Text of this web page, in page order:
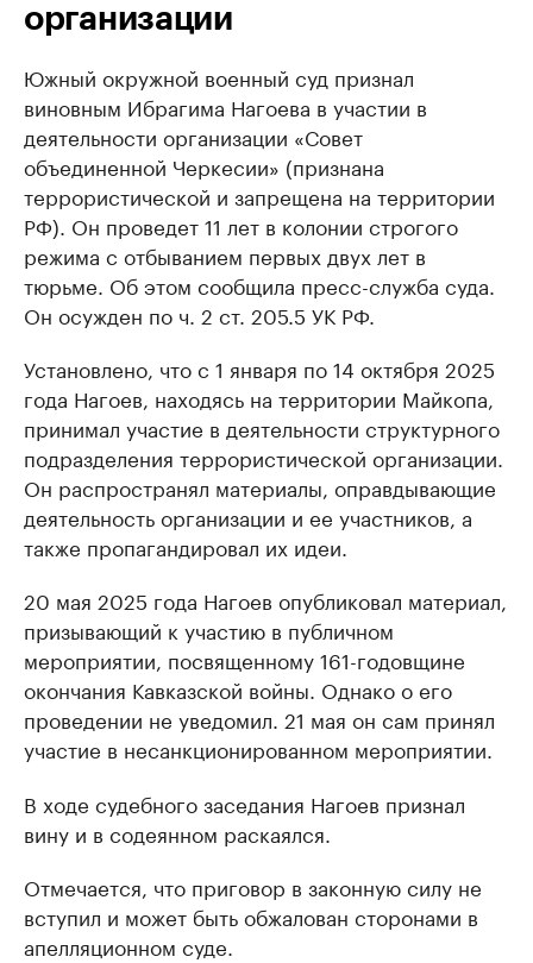
организации
Южный окружной военный суд признал
виновным Ибрагима Нагоева в участии в
деятельности организации «Совет
объединенной Черкесии» (признана
террористической и запрещена на территории
РФ). Он проведет 11 лет в колонии строгого
режима с отбыванием первых двух лет в
тюрьме. Об этом сообщила пресс-служба суда.
Он осужден по ч. 2 ст. 205.5 УК РФ.
Установлено, что с 1 января по 14 октября 2025
года Нагоев, находясь на территории Майкопа,
принимал участие в деятельности структурного
подразделения террористической организации.
Он распространял материалы, оправдывающие
деятельность организации и ее участников, а
также пропагандировал их идеи.
20 мая 2025 года Нагоев опубликовал материал,
призывающий к участию в публичном
мероприятии, посвященному 161-годовщине
окончания Кавказской войны. Однако о его
проведении не уведомил. 21 мая он сам принял
участие в несанкционированном мероприятии.
В ходе судебного заседания Нагоев признал
вину и в содеянном раскаялся.
Отмечается, что приговор в законную силу не
вступил и может быть обжалован сторонами в
апелляционном суде.